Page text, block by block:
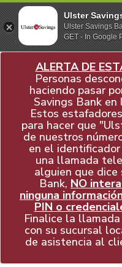
ALERTA DE
Personas
haciendo pasar
Savings Bank
Estos
para hacer que
de nuestros
en el
una llamada
alguien que dice
Bank, NO
ninguna
PIN o
Finalice la
con su sucursal
de asistencia al
Ulster
Ulster Savings
GET - In Google